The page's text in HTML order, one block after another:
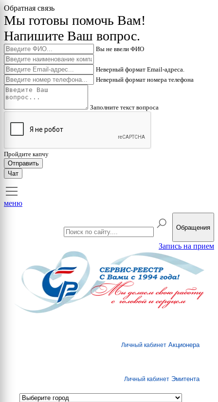
Обратная связь
Мы готовы помочь Вам!
Напишите Ваш вопрос.
Вы не ввели ФИО
Неверный формат Email-адреса.
Неверный формат номера телефона
Заполните текст вопроса
Пройдите капчу
Отправить
Чат
меню
Обращения
Запись на прием
Личный кабинет Акционера
Личный кабинет Эмитента